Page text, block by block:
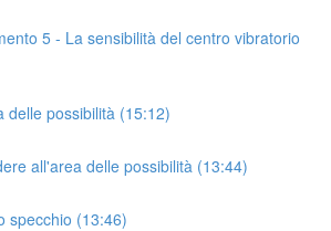
5 - La sensibilità del centro vibratorio
delle possibilità (15:12)
all'area delle possibilità (13:44)
specchio (13:46)